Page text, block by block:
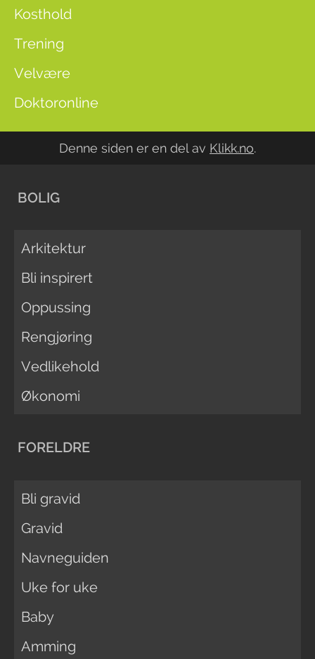
Kosthold
Trening
Velvære
Doktoronline
Denne siden er en del av Klikk.no.
BOLIG
Arkitektur
Bli inspirert
Oppussing
Rengjøring
Vedlikehold
Økonomi
FORELDRE
Bli gravid
Gravid
Navneguiden
Uke for uke
Baby
Amming